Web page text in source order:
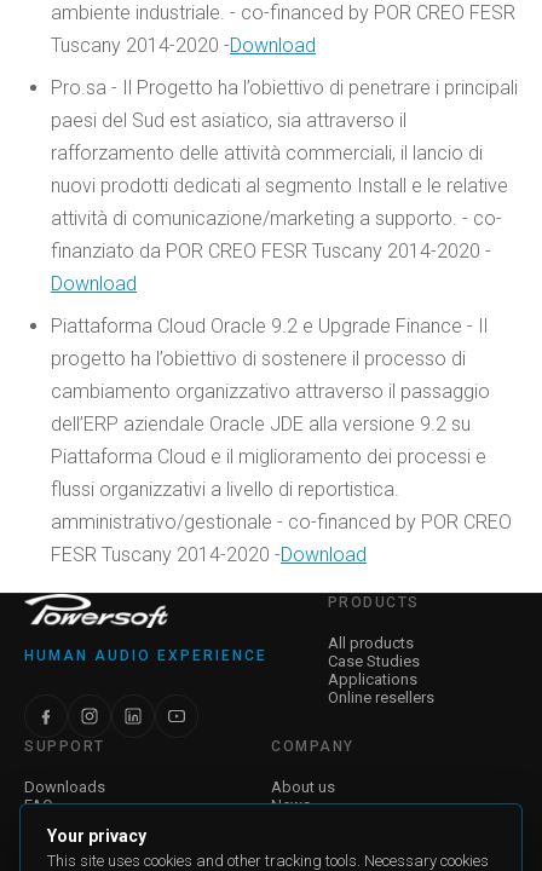
ambiente industriale. - co-financed by POR CREO FESR
Tuscany 2014-2020 -Download
Pro.sa - Il Progetto ha l’obiettivo di penetrare i principali
paesi del Sud est asiatico, sia attraverso il
rafforzamento delle attività commerciali, il lancio di
nuovi prodotti dedicati al segmento Install e le relative
attività di comunicazione/marketing a supporto. - co-
finanziato da POR CREO FESR Tuscany 2014-2020 -
Download
Piattaforma Cloud Oracle 9.2 e Upgrade Finance - Il
progetto ha l’obiettivo di sostenere il processo di
cambiamento organizzativo attraverso il passaggio
dell’ERP aziendale Oracle JDE alla versione 9.2 su
Piattaforma Cloud e il miglioramento dei processi e
flussi organizzativi a livello di reportistica.
amministrativo/gestionale - co-financed by POR CREO
FESR Tuscany 2014-2020 -Download
HUMAN AUDIO EXPERIENCE
PRODUCTS
All products
Case Studies
Applications
Online resellers
SUPPORT
Downloads
FAQ
Contact Us
Warranty
COMPANY
About us
News
Corporate Governance
Your privacy
This site uses cookies and other tracking tools. Necessary cookies